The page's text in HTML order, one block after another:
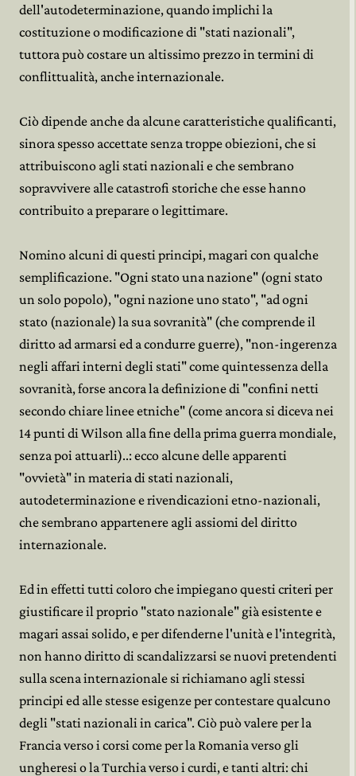
dell'autodeterminazione, quando implichi la
costituzione o modificazione di "stati nazionali",
tuttora può costare un altissimo prezzo in termini di
conflittualità, anche internazionale.
Ciò dipende anche da alcune caratteristiche qualificanti,
sinora spesso accettate senza troppe obiezioni, che si
attribuiscono agli stati nazionali e che sembrano
sopravvivere alle catastrofi storiche che esse hanno
contribuito a preparare o legittimare.
Nomino alcuni di questi principi, magari con qualche
semplificazione. "Ogni stato una nazione" (ogni stato
un solo popolo), "ogni nazione uno stato", "ad ogni
stato (nazionale) la sua sovranità" (che comprende il
diritto ad armarsi ed a condurre guerre), "non-ingerenza
negli affari interni degli stati" come quintessenza della
sovranità, forse ancora la definizione di "confini netti
secondo chiare linee etniche" (come ancora si diceva nei
14 punti di Wilson alla fine della prima guerra mondiale,
senza poi attuarli)..: ecco alcune delle apparenti
"ovvietà" in materia di stati nazionali,
autodeterminazione e rivendicazioni etno-nazionali,
che sembrano appartenere agli assiomi del diritto
internazionale.
Ed in effetti tutti coloro che impiegano questi criteri per
giustificare il proprio "stato nazionale" già esistente e
magari assai solido, e per difenderne l'unità e l'integrità,
non hanno diritto di scandalizzarsi se nuovi pretendenti
sulla scena internazionale si richiamano agli stessi
principi ed alle stesse esigenze per contestare qualcuno
degli "stati nazionali in carica". Ciò può valere per la
Francia verso i corsi come per la Romania verso gli
ungheresi o la Turchia verso i curdi, e tanti altri: chi